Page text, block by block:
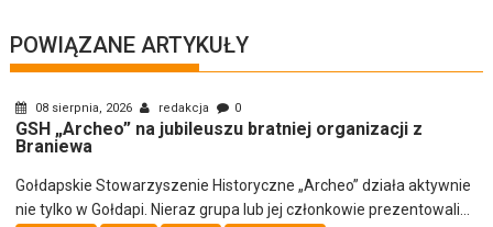
POWIĄZANE ARTYKUŁY
08 sierpnia, 2026 redakcja 0
GSH „Archeo” na jubileuszu bratniej organizacji z
Braniewa
Gołdapskie Stowarzyszenie Historyczne „Archeo” działa aktywnie
nie tylko w Gołdapi. Nieraz grupa lub jej członkowie prezentowali...